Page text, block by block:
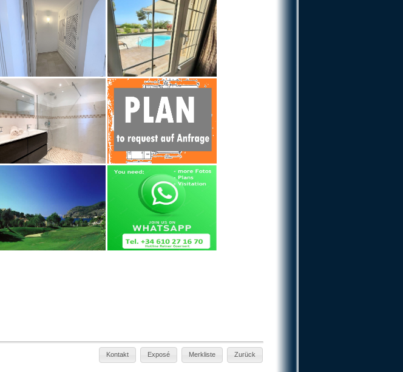
Zurück
Merkliste
Exposé
Kontakt